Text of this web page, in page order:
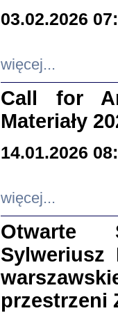
03.02.2026
więcej...
Call for
Materiały
14.01.2026
więcej...
Otwarte
Sylweriusz
przestrzeni